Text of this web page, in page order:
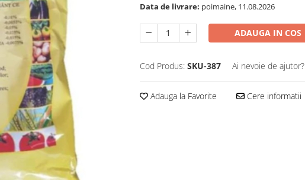
Data de livrare: poimaine, 11.08.2026
ADAUGA IN COS
Cod Produs: SKU-387 Ai nevoie de ajutor?
Adauga la Favorite Cere informatii